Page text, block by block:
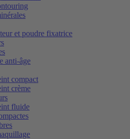
et poudre fixatrice
anti-âge
compact
crème
fluide